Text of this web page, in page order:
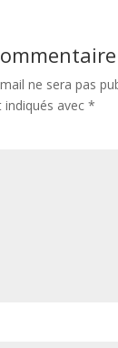
ne sera pas
avec *